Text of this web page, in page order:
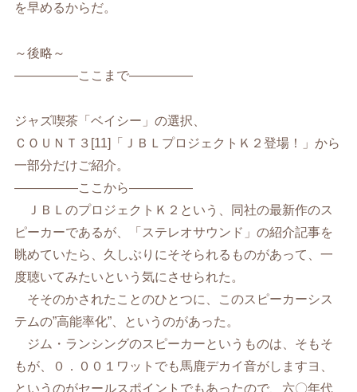
を早めるからだ。
～後略～
—————ここまで—————
ジャズ喫茶「ベイシー」の選択、
ＣＯＵＮＴ３[11]「ＪＢＬプロジェクトＫ２登場！」から
一部分だけご紹介。
—————ここから—————
ＪＢＬのプロジェクトＫ２という、同社の最新作のス
ピーカーであるが、「ステレオサウンド」の紹介記事を
眺めていたら、久しぶりにそそられるものがあって、一
度聴いてみたいという気にさせられた。
そそのかされたことのひとつに、このスピーカーシス
テムの”高能率化”、というのがあった。
ジム・ランシングのスピーカーというものは、そもそ
もが、０．００１ワットでも馬鹿デカイ音がしますヨ、
というのがセールスポイントでもあったので、六〇年代